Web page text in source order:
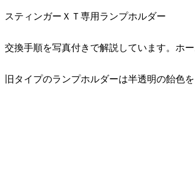
スティンガーＸＴ専用ランプホルダー
交換手順を写真付きで解説しています。ホ
旧タイプのランプホルダーは半透明の飴色